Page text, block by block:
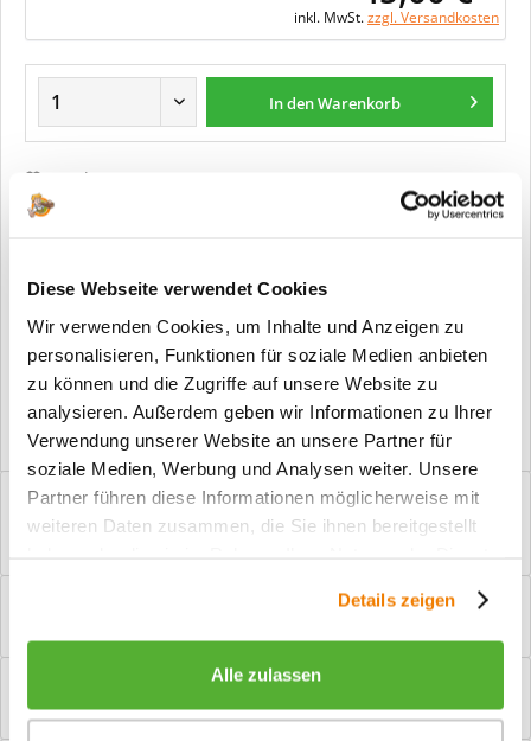
Diese Webseite verwendet Cookies
Wir verwenden Cookies, um Inhalte und Anzeigen zu
personalisieren, Funktionen für soziale Medien anbieten
zu können und die Zugriffe auf unsere Website zu
analysieren. Außerdem geben wir Informationen zu Ihrer
Verwendung unserer Website an unsere Partner für
soziale Medien, Werbung und Analysen weiter. Unsere
Partner führen diese Informationen möglicherweise mit
weiteren Daten zusammen, die Sie ihnen bereitgestellt
Details zeigen
Alle zulassen
inkl. MwSt.zzgl. Versandkosten
In den Warenkorb
Merken
Vorteile
Kostenloser Versand ab € 2000,- Bestellwert
Versand mit eigener Spedition
Beschreibung
PZ-Garnitur Griff Stuhr Manchmal brauchen Innentüren etwas
mehr